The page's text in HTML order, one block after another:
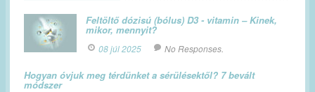
Feltöltő dózisú (bólus) D3 - vitamin – Kinek,
mikor, mennyit?
08 júl 2025 No Responses.
Hogyan óvjuk meg térdünket a sérülésektől? 7 bevált
módszer